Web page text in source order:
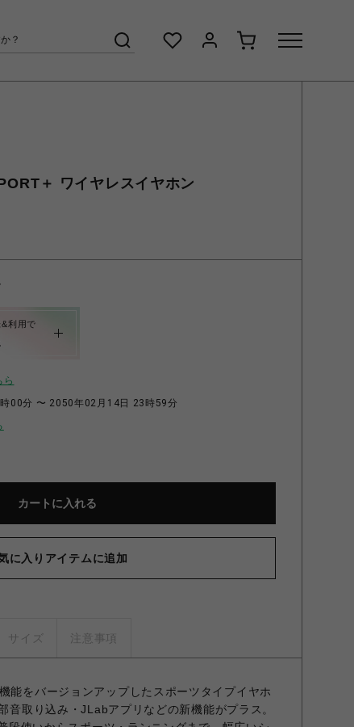
＋ ワイヤレスイヤホン
利用で
ら
00分 〜 2050年02月14日 23時59分
カートに入れる
に入りアイテムに追加
サイズ 注意事項
能をバージョンアップしたスポーツタイプイヤホ
音取り込み・JLabアプリなどの新機能がプラス。